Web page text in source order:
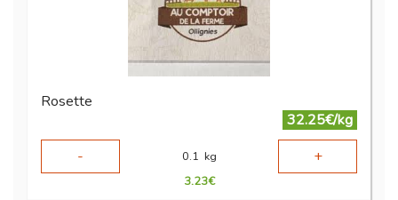
Rosette
32.25€/kg
-
0.1 kg +
3.23€